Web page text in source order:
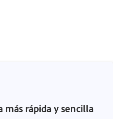
más rápida y sencilla